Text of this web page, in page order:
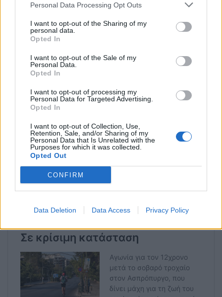
Personal Data Processing Opt Outs
I want to opt-out of the Sharing of my
personal data.
Opted In
I want to opt-out of the Sale of my
Personal Data.
Opted In
I want to opt-out of processing my
Personal Data for Targeted Advertising.
Opted In
I want to opt-out of Collection, Use,
Retention, Sale, and/or Sharing of my
Personal Data that Is Unrelated with the
Purposes for which it was collected.
Opted Out
CONFIRM
Data Deletion Data Access Privacy Policy
για ιατροδικαστική εξέταση.
Έντρομη από την ένταση του περιστατικού,
ζήτησε και έλαβε την εγκατάσταση της
εφαρμογής Panic Buttonστο κινητό της
τηλέφωνο.
Αρχικά, η γυναίκα και το παιδί της μεταφέρθηκαν
συνοδεία αστυνομικών σε
ειδικό χώρο
λίγες ώρες αργότερα, η ίδια ζήτησε να
αποχωρήσει και μεταφέρθηκε, με τη συνδρομή
των Αρχών, σε ξενοδοχείο δικής της επιλογής.